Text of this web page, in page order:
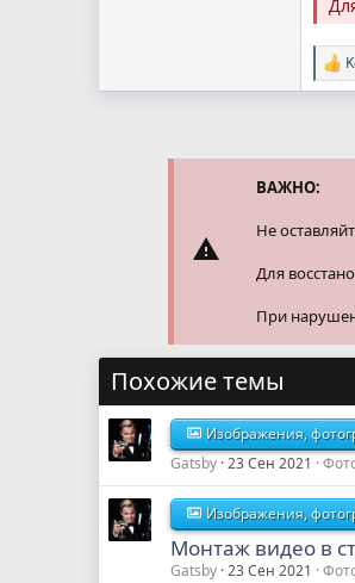
Р
е
и
ВАЖНО:
Не
Для
При
Похожие темы
Изображения,
Gatsby 23 Сен 2021
Изображения,
Монтаж видео в
Gatsby 23 Сен 2021